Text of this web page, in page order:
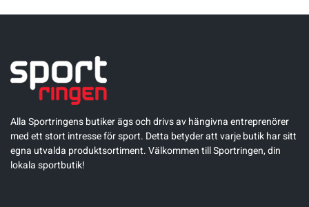
Alla Sportringens butiker ägs och drivs av hängivna entreprenörer
med ett stort intresse för sport. Detta betyder att varje butik har sitt
egna utvalda produktsortiment. Välkommen till Sportringen, din
lokala sportbutik!